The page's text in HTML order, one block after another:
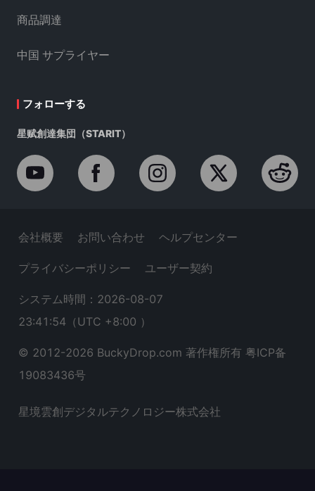
商品調達
中国 サプライヤー
フォローする
星赋創達集団（STARIT）
会社概要 お問い合わせ ヘルプセンター
プライバシーポリシー ユーザー契約
システム時間：2026-08-07
23:41:55 （UTC +8:00 ）
© 2012-2026 BuckyDrop.com 著作権所有 粤ICP备
19083436号
星境雲創デジタルテクノロジー株式会社